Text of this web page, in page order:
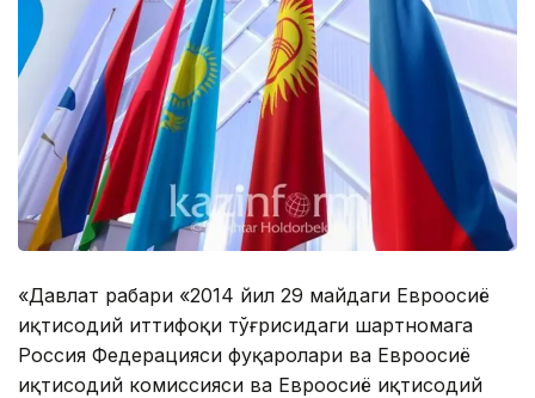
«Давлат раҳбари «2014 йил 29 майдаги Евроосиё
иқтисодий иттифоқи тўғрисидаги шартномага
Россия Федерацияси фуқаролари ва Евроосиё
иқтисодий комиссияси ва Евроосиё иқтисодий